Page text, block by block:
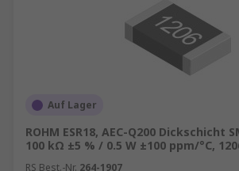
Auf Lager
ROHM ESR18, AEC-Q200 Dickschicht
100 kΩ ±5 % / 0.5 W ±100 ppm/°C,
RS Best.-Nr. 264-1907